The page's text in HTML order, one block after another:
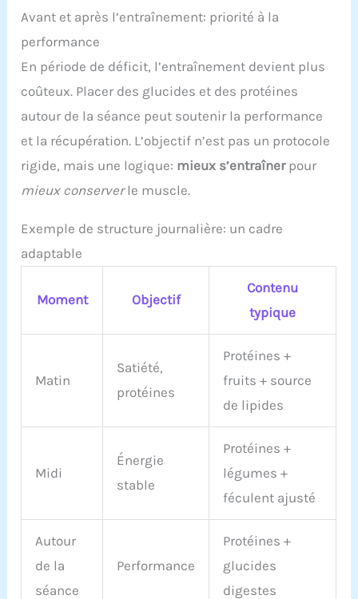
Avant et après l’entraînement: priorité à la
performance
En période de déficit, l’entraînement devient plus
coûteux. Placer des glucides et des protéines
autour de la séance peut soutenir la performance
et la récupération. L’objectif n’est pas un protocole
rigide, mais une logique: mieux s’entraînerpour
mieux conserverle muscle.
Exemple de structure journalière: un cadre
adaptable
Moment Objectif
Contenu
typique
Matin
Satiété,
protéines
Protéines +
fruits + source
de lipides
Midi
Énergie
stable
Protéines +
légumes +
féculent ajusté
Autour
de la
séance
Performance
Protéines +
glucides
digestes